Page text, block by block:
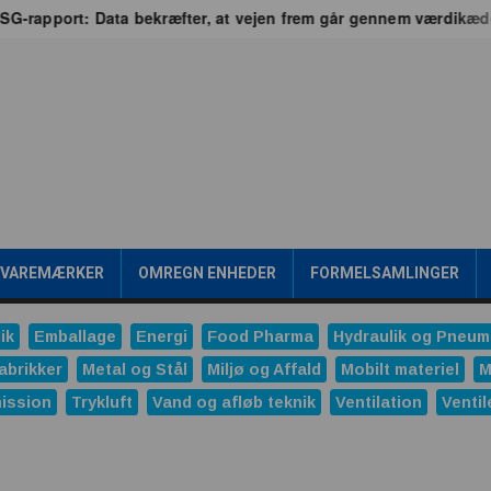
Data bekræfter, at vejen frem går gennem værdikæden
OMREGN ENHEDER FORMELSAMLINGER
Emballage Energi Food Pharma Hydraulik og
Metal og Stål Miljø og Affald Mobilt materiel
Trykluft Vand og afløb teknik Ventilation